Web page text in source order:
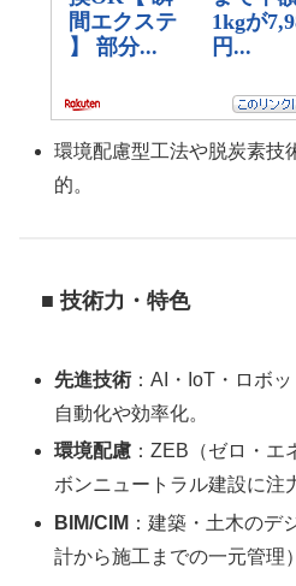
環境配慮型工法や脱炭素技
的。
■ 技術力・特色
先進技術 ：AI・IoT・ロボ
自動化や効率化。
環境配慮 ：ZEB（ゼロ・エ
ボンニュートラル建設に注
BIM/CIM ：建築・土木のデ
計から施工までの一元管理）